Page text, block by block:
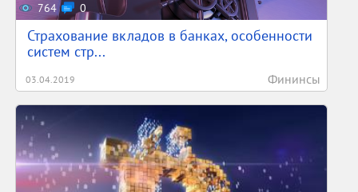
764 0
Страхование вкладов в банках, особенности
систем стр...
03.04.2019 Фининсы